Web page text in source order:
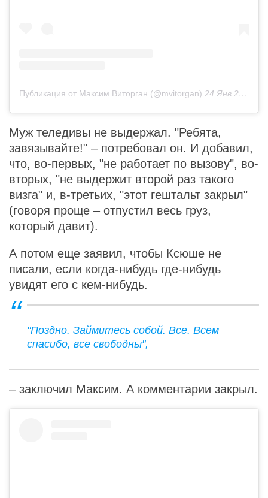
Публикация от Максим Виторган (@mvitorgan) 24 Янв 2019 в 1:26 PST
Муж теледивы не выдержал. "Ребята,
завязывайте!" – потребовал он. И добавил,
что, во-первых, "не работает по вызову", во-
вторых, "не выдержит второй раз такого
визга" и, в-третьих, "этот гештальт закрыл"
(говоря проще – отпустил весь груз,
который давит).
А потом еще заявил, чтобы Ксюше не
писали, если когда-нибудь где-нибудь
увидят его с кем-нибудь.
"Поздно. Займитесь собой. Все. Всем
спасибо, все свободны",
– заключил Максим. А комментарии закрыл.